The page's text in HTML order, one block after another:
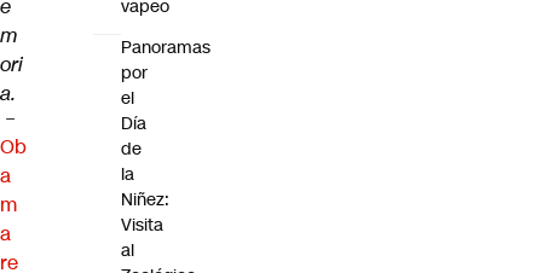
e
m
ori
a.
–
Ob
a
m
a
re
vapeo
Panoramas
por
el
Día
de
la
Niñez:
Visita
al